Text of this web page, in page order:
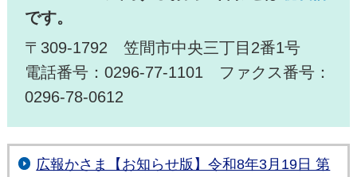
です。
〒309-1792 笠間市中央三丁目2番1号
電話番号：0296-77-1101 ファクス番号：
0296-78-0612
広報かさま【お知らせ版】令和8年3月19日 第